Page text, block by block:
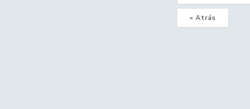
« Atrás